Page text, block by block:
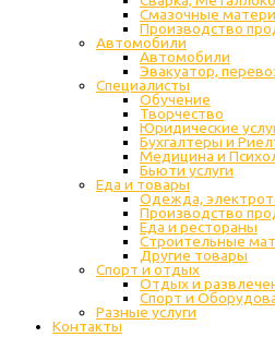
Cмазочные
Производство
Автомобили
Автомобили
Эвакуатор,
Специалисты
Обучение
Творчество
Юридические
Бухгалтеры и
Медицина и
Бьюти услуги
Еда и товары
Одежда,
Производство
Еда и рестораны
Строительные
Другие товары
Спорт и отдых
Отдых и
Спорт и
Разные услуги
Контакты